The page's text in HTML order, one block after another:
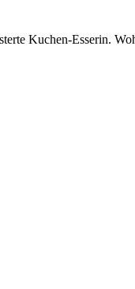
Kuchen-Esserin.